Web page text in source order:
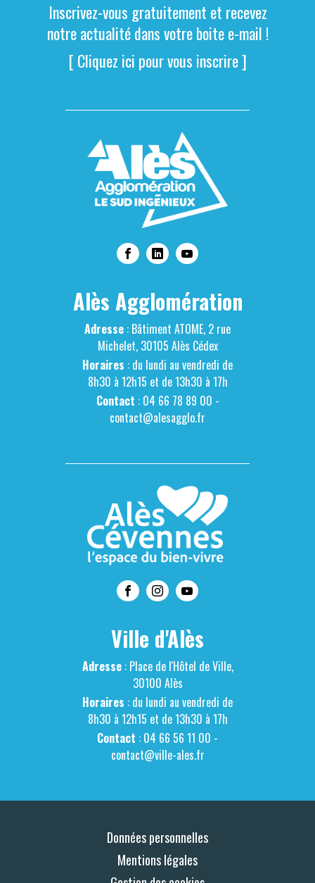
Inscrivez-vous gratuitement et recevez
notre actualité dans votre boite e-mail !
[ Cliquez ici pour vous inscrire ]
Alès Agglomération
Adresse : Bâtiment ATOME, 2 rue
Michelet, 30105 Alès Cédex
Horaires : du lundi au vendredi de
8h30 à 12h15 et de 13h30 à 17h
Contact : 04 66 78 89 00 -
contact@alesagglo.fr
Ville d'Alès
Adresse: Place de l'Hôtel de Ville,
30100 Alès
Horaires : du lundi au vendredi de
8h30 à 12h15 et de 13h30 à 17h
Contact : 04 66 56 11 00 -
contact@ville-ales.fr
Données personnelles
Mentions légales